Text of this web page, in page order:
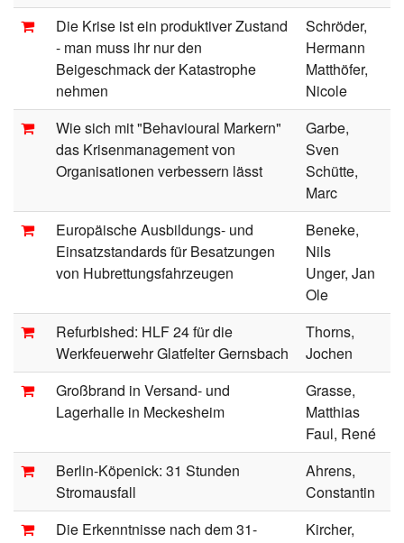
Die Krise ist ein produktiver Zustand
- man muss ihr nur den
Beigeschmack der Katastrophe
nehmen
Schröder,
Hermann
Matthöfer,
Nicole
Wie sich mit "Behavioural Markern"
das Krisenmanagement von
Organisationen verbessern lässt
Garbe,
Sven
Schütte,
Marc
Europäische Ausbildungs- und
Einsatzstandards für Besatzungen
von Hubrettungsfahrzeugen
Beneke,
Nils
Unger, Jan
Ole
Refurbished: HLF 24 für die
Werkfeuerwehr Glatfelter Gernsbach
Thorns,
Jochen
Großbrand in Versand- und
Lagerhalle in Meckesheim
Grasse,
Matthias
Faul, René
Berlin-Köpenick: 31 Stunden
Stromausfall
Ahrens,
Constantin
Die Erkenntnisse nach dem 31-
Kircher,